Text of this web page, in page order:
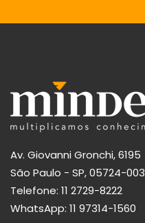
Av. Giovanni Gronchi, 6195
São Paulo - SP, 05724-003
Telefone: 11 2729-8222
WhatsApp: 11 97314-1560